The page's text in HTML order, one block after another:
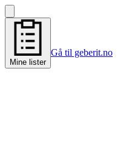
Mine lister
Gå til geberit.no